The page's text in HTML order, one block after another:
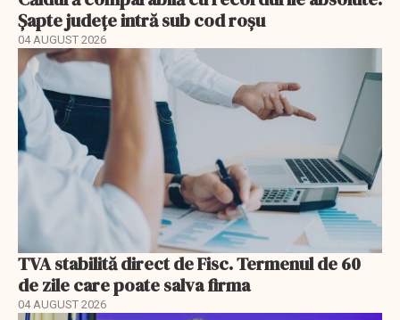
Șapte județe intră sub cod roșu
04 AUGUST 2026
TVA stabilită direct de Fisc. Termenul de 60
de zile care poate salva firma
04 AUGUST 2026